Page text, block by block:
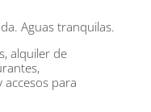
Aguas tranquilas.
alquiler de
accesos para